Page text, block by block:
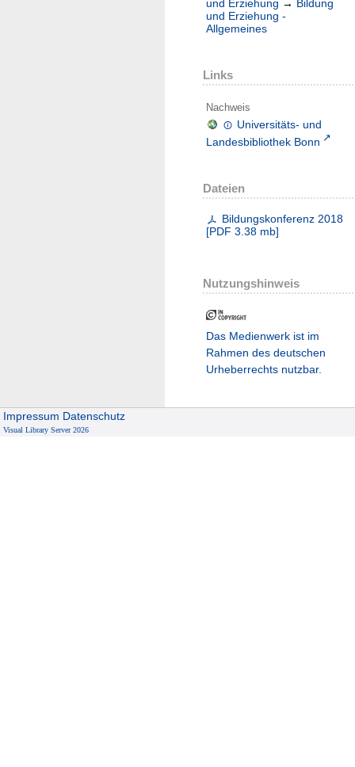
und Erziehung → Bildung
und Erziehung -
Allgemeines
Links
Nachweis
Universitäts- und
Landesbibliothek Bonn
Dateien
Bildungskonferenz 2018
[PDF 3.38 mb]
Nutzungshinweis
Das Medienwerk ist im
Rahmen des deutschen
Urheberrechts nutzbar.
Impressum Datenschutz
Visual Library Server 2026